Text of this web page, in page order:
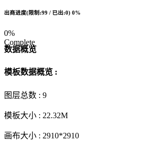
出商进度(限制:99 / 已出:0) 0%
0%
Complete
数据概览
模板数据概览 :
图层总数 : 9
模板大小 : 22.32M
画布大小 : 2910*2910